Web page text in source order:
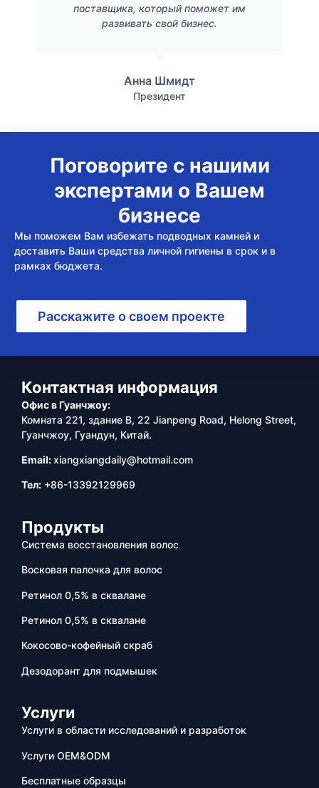
поставщика, который поможет им
развивать свой бизнес.
Анна Шмидт
Президент
Поговорите с нашими
экспертами о Вашем
бизнесе
Мы поможем Вам избежать подводных камней и
доставить Ваши средства личной гигиены в срок и в
рамках бюджета.
Расскажите о своем проекте
Контактная информация
Офис в Гуанчжоу:
Комната 221, здание B, 22 Jianpeng Road, Helong Street,
Гуанчжоу, Гуандун, Китай.
Email:xiangxiangdaily@hotmail.com
Тел: +86-13392129969
Продукты
Система восстановления волос
Восковая палочка для волос
Ретинол 0,5% в сквалане
Ретинол 0,5% в сквалане
Кокосово-кофейный скраб
Дезодорант для подмышек
Услуги
Услуги в области исследований и разработок
Услуги OEM&ODM
Бесплатные образцы